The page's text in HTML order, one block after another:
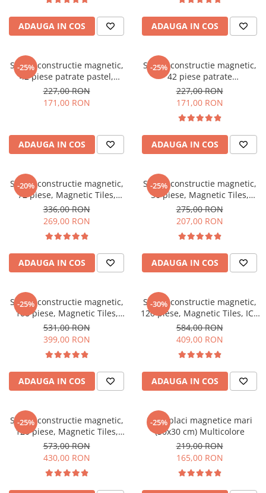
Seturi de constructie
Seturi de constructie cu caramizi
Flori
Aventuri pe Roti si Aripi
Aventuri pe Roti si Aripi
Covorase Joaca Copii
Covorase Muzicale Interactive
ADAUGA IN COS ADAUGA IN COS
-25%
Set de constructie magnetic,
42 piese patrate pastel,
Magnetic Tiles, 2D, 3D
227,00 RON
171,00 RON
ADAUGA IN COS
-25%
Set de constructie magnetic,
42 piese patrate
transparente, Magnetic Tiles,
2D, 3D
227,00 RON
171,00 RON
ADAUGA IN COS
-20%
Set de constructie magnetic,
72 piese, Magnetic Tiles,
transparente de forme
geometrice diferite, 2D, 3D
336,00 RON
269,00 RON
ADAUGA IN COS
-25%
Set de constructie magnetic,
56 piese, Magnetic Tiles,
pastel de forme geometrice
diferite, 2D, 3D
275,00 RON
207,00 RON
ADAUGA IN COS
-25%
Set de constructie magnetic,
108 piese, Magnetic Tiles,
multicolore de forme
geometrice diferite, 2D, 3D
531,00 RON
399,00 RON
ADAUGA IN COS
-30%
Set de constructie magnetic,
120 piese, Magnetic Tiles, ICE
STYLE de forme geometrice
diferite, 2D, 3D
584,00 RON
409,00 RON
ADAUGA IN COS
-25%
Set de constructie magnetic,
120 piese, Magnetic Tiles,
multicolore de forme
geometrice diferite, 2D, 3D
573,00 RON
430,00 RON
-25%
Set 2 placi magnetice mari
(30x30 cm) Multicolore
219,00 RON
165,00 RON